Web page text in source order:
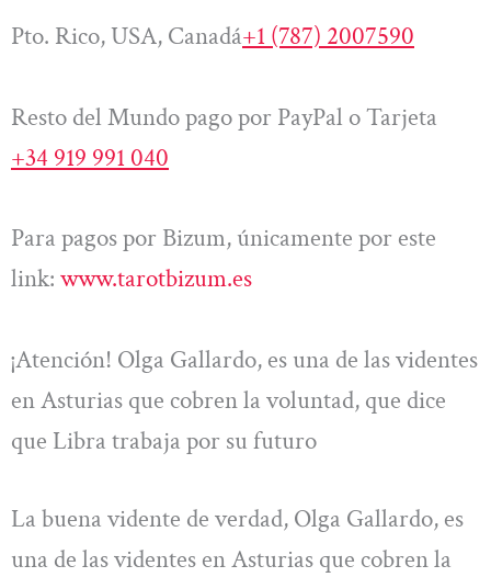
Pto. Rico, USA, Canadá+1 (787) 2007590
Resto del Mundo pago por PayPal o Tarjeta
+34 919 991 040
Para pagos por Bizum, únicamente por este
link: www.tarotbizum.es
¡Atención! Olga Gallardo, es una de las videntes
en Asturias que cobren la voluntad, que dice
que Libra trabaja por su futuro
La buena vidente de verdad, Olga Gallardo, es
una de las videntes en Asturias que cobren la